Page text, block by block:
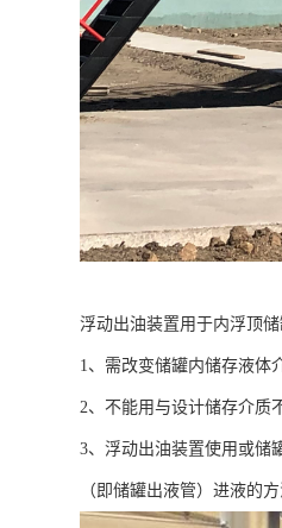
浮动出油装置用于内浮顶储
1、需改变储罐内储存液体
2、不能用与设计储存介质
3、浮动出油装置使用或储
（即储罐出液管）进液的